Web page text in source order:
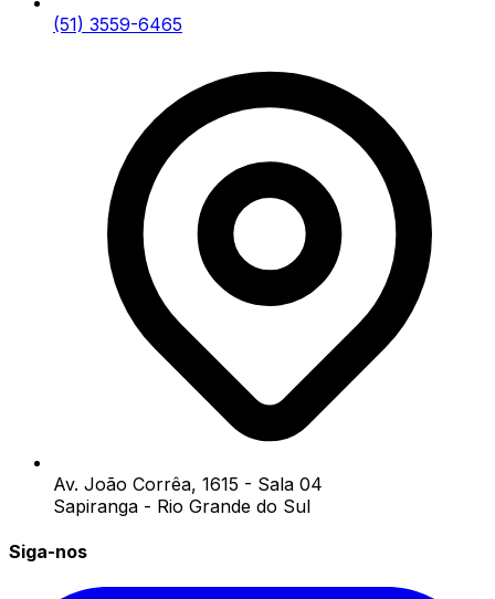
(51) 3559-6465
Av. João Corrêa, 1615 - Sala 04
Sapiranga - Rio Grande do Sul
Siga-nos